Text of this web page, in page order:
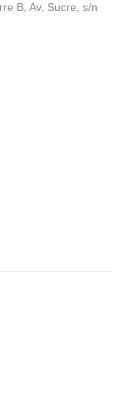
B, Av. Sucre, s/n